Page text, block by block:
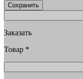
Сохранить
Заказать
Товар *